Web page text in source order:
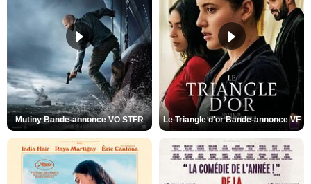
Mutiny Bande-annonce VO STFR Le Triangle d'or Bande-annonce VF